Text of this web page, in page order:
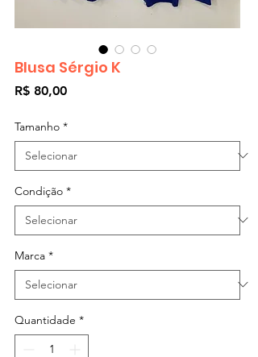
Blusa Sérgio K
R$ 80,00Preço
Tamanho *
Condição *
Marca *
Quantidade *